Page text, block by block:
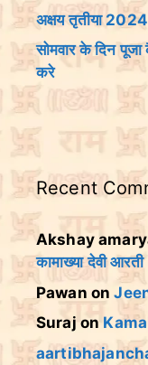
अक्षय तृतीया 2024
सोमवार के दिन
करे
Recent
Akshay
कामाख्या देवी आरती
Pawan on
Suraj on